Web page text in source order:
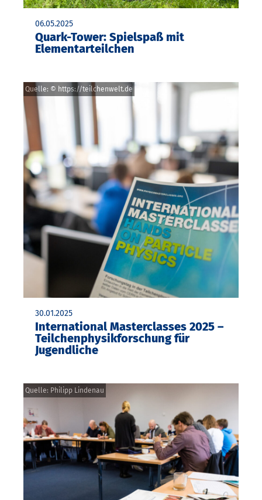
06.05.2025
Quark-Tower: Spielspaß mit
Elementarteilchen
Quelle: © https://teilchenwelt.de
30.01.2025
International Masterclasses 2025 –
Teilchenphysikforschung für
Jugendliche
Quelle: Philipp Lindenau